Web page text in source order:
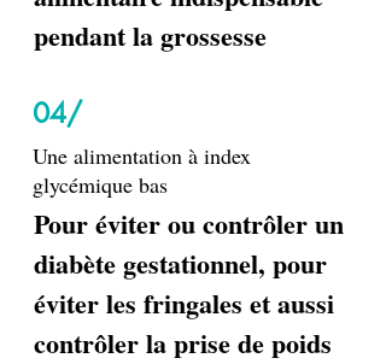
pendant la grossesse
04/
Une alimentation à index
glycémique bas
Pour éviter ou contrôler un
diabète gestationnel, pour
éviter les fringales et aussi
contrôler la prise de poids